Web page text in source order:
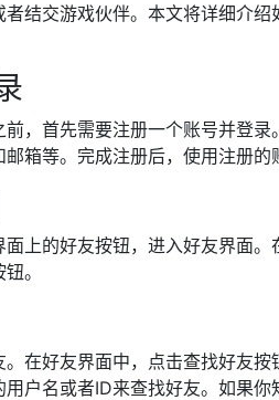
结交游戏伙伴。本文将详细介
，首先需要注册一个账号并登
箱等。完成注册后，使用注册的
上的好友按钮，进入好友界面
。
在好友界面中，点击查找好友
户名或者ID来查找好友。如果